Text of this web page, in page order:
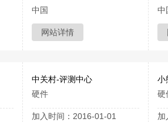
中国
网站详情
中
中关村-评测中心
硬件
加入时间：2016-01-01
小
硬
加